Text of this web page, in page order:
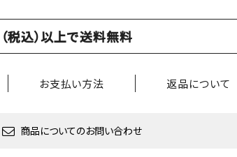
税込）以上で送料無料
お支払い方法 返品について
商品についてのお問い合わせ